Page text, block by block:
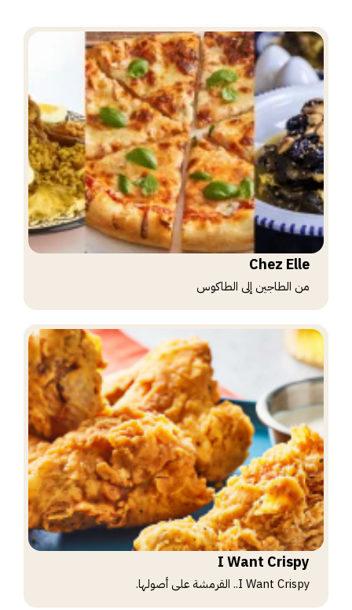
Chez Elle
من الطاجين إلى الطاكوس
I Want Crispy
I Want Crispy.. القرمشة على أصولها.